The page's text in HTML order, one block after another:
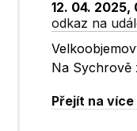
12. 04.
odkaz na
Na Sychrově
Přejít na